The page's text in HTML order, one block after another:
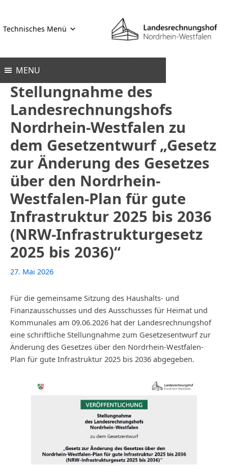
springen
Technisches Menü
MENU
Stellungnahme des
Landesrechnungshofs
Nordrhein-Westfalen zu
dem Gesetzentwurf „Gesetz
zur Änderung des Gesetzes
über den Nordrhein-
Westfalen-Plan für gute
Infrastruktur 2025 bis 2036
(NRW-Infrastrukturgesetz
2025 bis 2036)“
27. Mai 2026
Für die gemeinsame Sitzung des Haushalts- und
Finanzausschusses und des Ausschusses für Heimat und
Kommunales am 09.06.2026 hat der Landesrechnungshof
eine schriftliche Stellungnahme zum Gesetzesentwurf zur
Änderung des Gesetzes über den Nordrhein-Westfalen-
Plan für gute Infrastruktur 2025 bis 2036 abgegeben.